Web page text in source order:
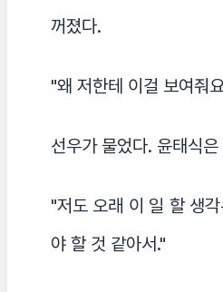
꺼졌다.
"왜 저한테 이걸 보여줘
선우가 물었다. 윤태식
"저도 오래 이 일 할 생
야 할 것 같아서."